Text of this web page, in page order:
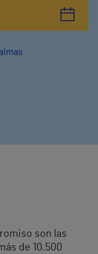
son las
de 10.500